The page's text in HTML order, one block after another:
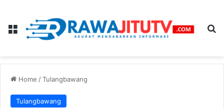
Menu
Home /Tulangbawang
Tulangbawang